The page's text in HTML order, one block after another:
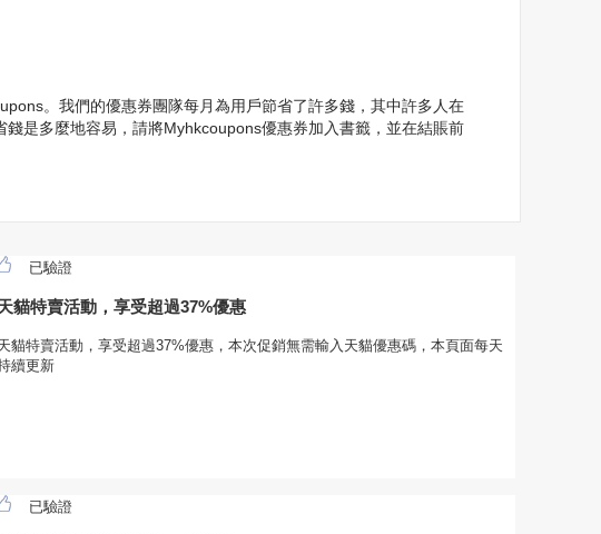
。我們的優惠券團隊每月為用戶節省了許多錢，其中許多人在
是多麼地容易，請將Myhkcoupons優惠券加入書籤，並在結賬前
已驗證
貓特賣活動，享受超過37%優惠
貓特賣活動，享受超過37%優惠，本次促銷無需輸入天貓優惠碼，本頁面每天
續更新
已驗證